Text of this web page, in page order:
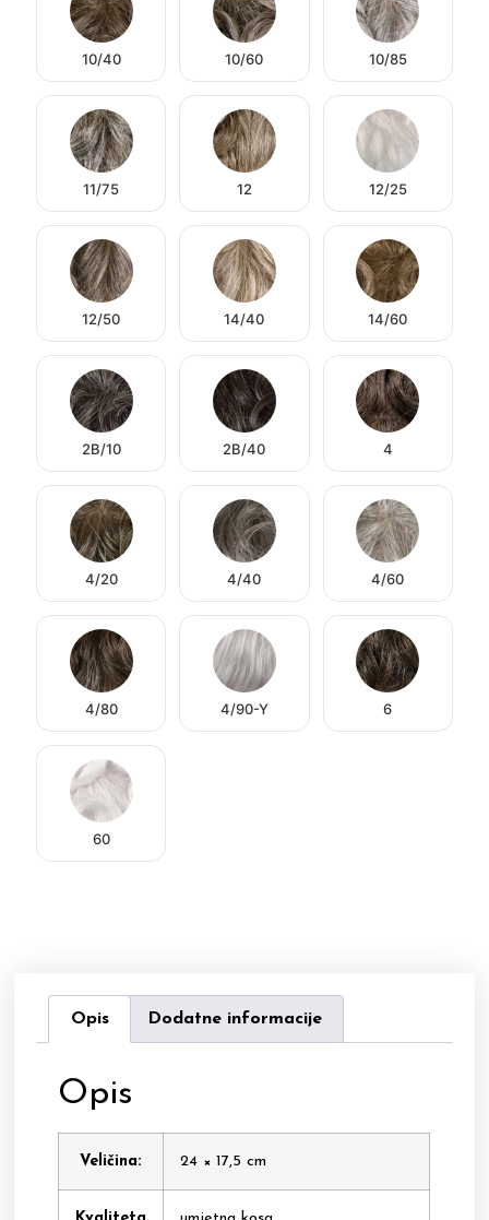
10/40 10/60 10/85
11/75 12 12/25
12/50 14/40 14/60
2B/10 2B/40 4
4/20 4/40 4/60
4/80 4/90-Y 6
60
Opis Dodatne informacije
Opis
Veličina: 24 × 17,5 cm